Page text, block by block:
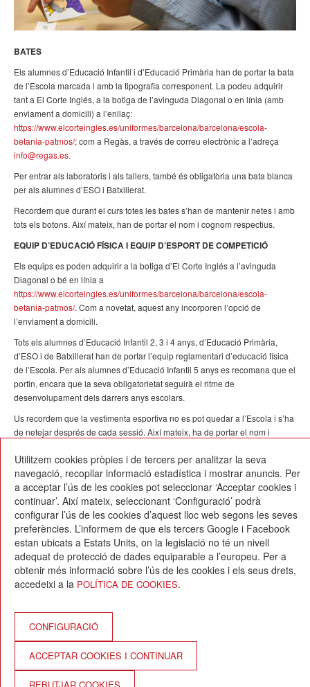
BATES
Els alumnes d’Educació Infantil i d’Educació Primària han de portar la bata
de l’Escola marcada i amb la tipografia corresponent. La podeu adquirir
tant a El Corte Inglés, a la botiga de l’avinguda Diagonal o en línia (amb
enviament a domicili) a l’enllaç:
https://www.elcorteingles.es/uniformes/barcelona/barcelona/escola-
betania-patmos/; com a Regàs, a través de correu electrònic a l’adreça
info@regas.es.
Per entrar als laboratoris i als tallers, també és obligatòria una bata blanca
per als alumnes d’ESO i Batxillerat.
Recordem que durant el curs totes les bates s’han de mantenir netes i amb
tots els botons. Així mateix, han de portar el nom i cognom respectius.
EQUIP D’EDUCACIÓ FÍSICA I EQUIP D’ESPORT DE COMPETICIÓ
Els equips es poden adquirir a la botiga d’El Corte Inglés a l’avinguda
Diagonal o bé en línia a
https://www.elcorteingles.es/uniformes/barcelona/barcelona/escola-
betania-patmos/. Com a novetat, aquest any incorporen l’opció de
l’enviament a domicili.
Tots els alumnes d’Educació Infantil 2, 3 i 4 anys, d’Educació Primària,
d’ESO i de Batxillerat han de portar l’equip reglamentari d’educació física
de l’Escola. Per als alumnes d’Educació Infantil 5 anys es recomana que el
portin, encara que la seva obligatorietat seguirà el ritme de
desenvolupament dels darrers anys escolars.
Us recordem que la vestimenta esportiva no es pot quedar a l’Escola i s’ha
de netejar després de cada sessió. Així mateix, ha de portar el nom i
Escola Betània-Patmos
C. Montevideo, 13
08034 Barcelona
Arquitectura i disseny:
www.pixtin.es
Programació:
Utilitzem cookies pròpies i de tercers per analitzar la seva
navegació, recopilar informació estadística i mostrar anuncis. Per
a acceptar l’ús de les cookies pot seleccionar ‘Acceptar cookies i
continuar’. Així mateix, seleccionant ‘Configuració’ podrà
configurar l’ús de les cookies d’aquest lloc web segons les seves
preferències. L’informem de que els tercers Google i Facebook
estan ubicats a Estats Units, on la legislació no té un nivell
adequat de protecció de dades equiparable a l’europeu. Per a
obtenir més informació sobre l’ús de les cookies i els seus drets,
accedeixi a la POLÍTICA DE COOKIES.
CONFIGURACIÓ
ACCEPTAR COOKIES I CONTINUAR